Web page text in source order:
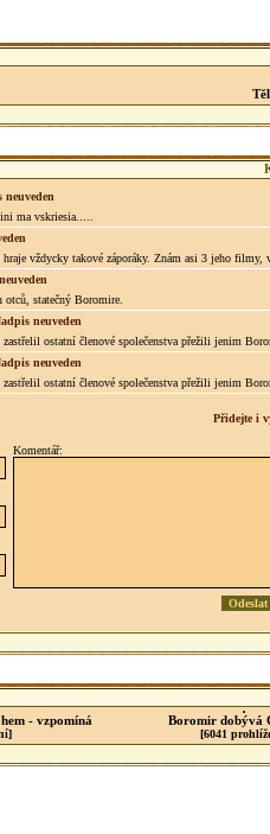
neuveden
ma vskriesia.....
vždycky takové záporáky. Znám asi 3 jeho filmy,
statečný Boromire.
neuveden
ostatní členové společenstva přežili jenim
neuveden
ostatní členové společenstva přežili jenim
Přidejte i
Komentář:
- vzpomíná Boromir dobývá
[6041